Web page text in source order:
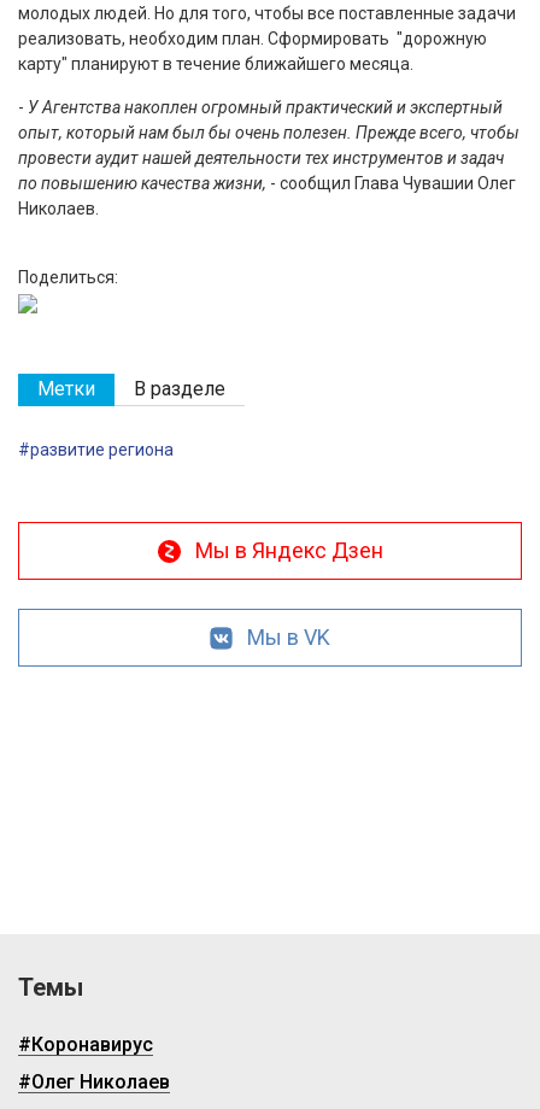
молодых людей. Но для того, чтобы все поставленные задачи
реализовать, необходим план. Сформировать "дорожную
карту" планируют в течение ближайшего месяца.
- У Агентства накоплен огромный практический и экспертный
опыт, который нам был бы очень полезен. Прежде всего, чтобы
провести аудит нашей деятельности тех инструментов и задач
по повышению качества жизни, - сообщил Глава Чувашии Олег
Николаев.
Поделиться:
Метки В разделе
#развитие региона
Мы в Яндекс Дзен
Мы в VK
Темы
#Коронавирус
#Олег Николаев